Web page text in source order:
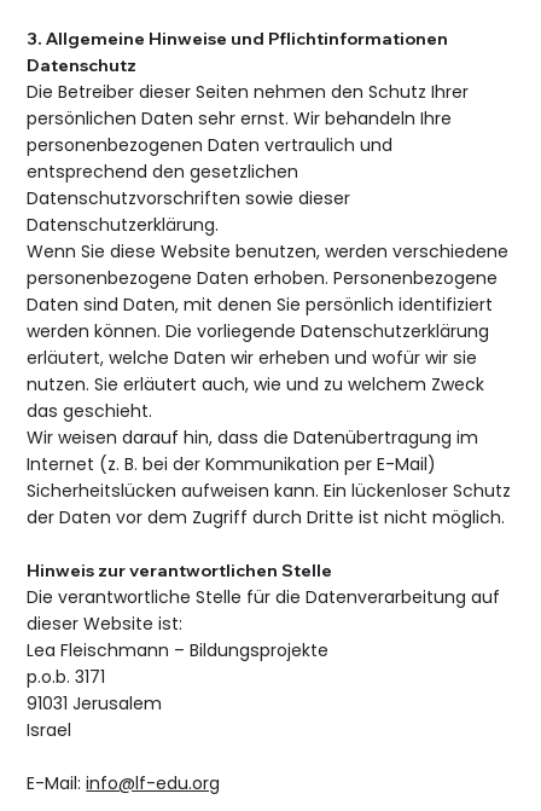
3. Allgemeine Hinweise und Pflicht­informationen
Datenschutz
Die Betreiber dieser Seiten nehmen den Schutz Ihrer
persönlichen Daten sehr ernst. Wir behandeln Ihre
personenbezogenen Daten vertraulich und
entsprechend den gesetzlichen
Datenschutzvorschriften sowie dieser
Datenschutzerklärung.
Wenn Sie diese Website benutzen, werden verschiedene
personenbezogene Daten erhoben. Personenbezogene
Daten sind Daten, mit denen Sie persönlich identifiziert
werden können. Die vorliegende Datenschutzerklärung
erläutert, welche Daten wir erheben und wofür wir sie
nutzen. Sie erläutert auch, wie und zu welchem Zweck
das geschieht.
Wir weisen darauf hin, dass die Datenübertragung im
Internet (z. B. bei der Kommunikation per E-Mail)
Sicherheitslücken aufweisen kann. Ein lückenloser Schutz
der Daten vor dem Zugriff durch Dritte ist nicht möglich.
Hinweis zur verantwortlichen Stelle
Die verantwortliche Stelle für die Datenverarbeitung auf
dieser Website ist:
Lea Fleischmann – Bildungsprojekte
p.o.b. 3171
91031 Jerusalem
Israel
E-Mail:info@lf-edu.org